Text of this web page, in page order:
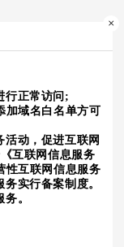
×
行正常访问;
加域名白名单方可
活动，促进互联网
互联网信息服务
性互联网信息服务
实行备案制度。
。